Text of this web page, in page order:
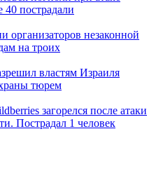
пострадали
организаторов незаконной
на троих
властям Израиля
тюрем
загорелся после атаки
Пострадал 1 человек